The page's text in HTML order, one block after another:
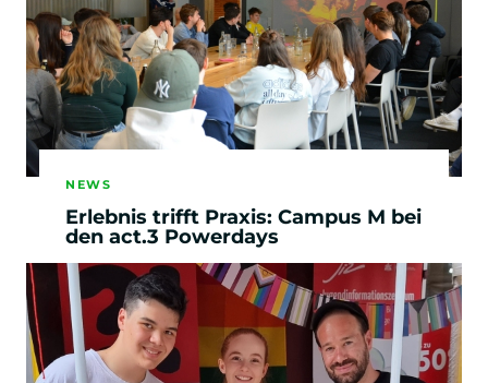
NEWS
Erlebnis trifft Praxis: Campus M bei
den act.3 Powerdays